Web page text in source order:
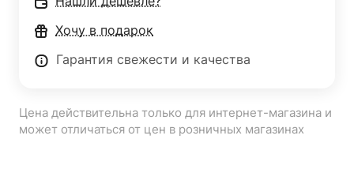
Хочу в подарок
Гарантия свежести и качества
Цена действительна только для интернет-магазина и
может отличаться от цен в розничных магазинах